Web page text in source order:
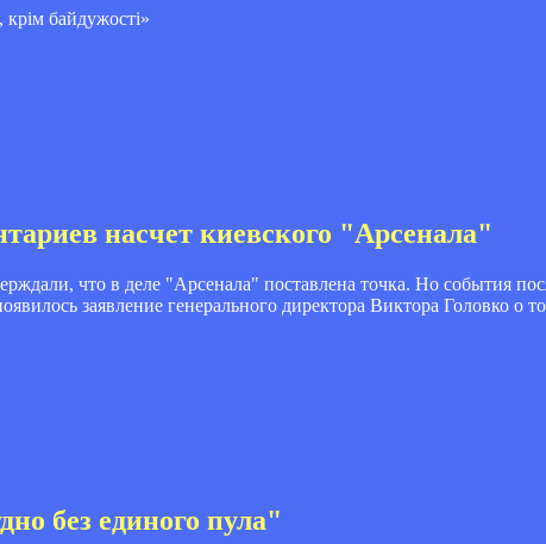
насчет киевского "Арсенала"
что в деле "Арсенала" поставлена точка. Но события
заявление генерального директора Виктора Головко о
без единого пула"